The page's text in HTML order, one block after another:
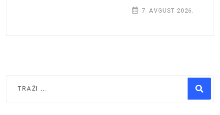
7. AVGUST 2026.
Type 2 or more characters for results.